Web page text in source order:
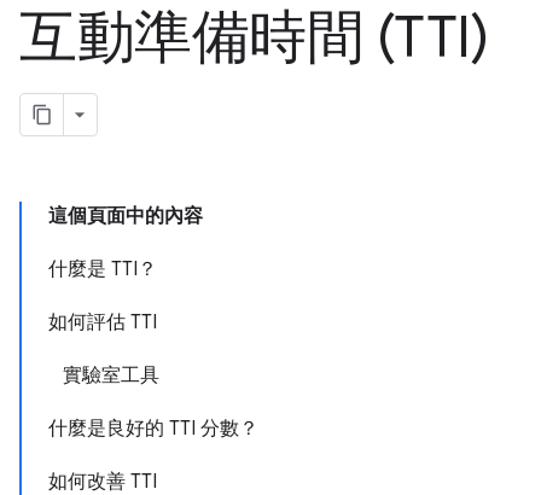
互動準備時間 (TTI)
這個頁面中的內容
什麼是 TTI？
如何評估 TTI
實驗室工具
什麼是良好的 TTI 分數？
如何改善 TTI